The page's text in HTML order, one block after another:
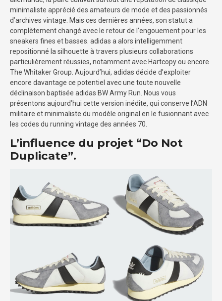
minimaliste apprécié des amateurs de mode et des passionnés
d’archives vintage. Mais ces dernières années, son statut a
complètement changé avec le retour de l’engouement pour les
sneakers fines et basses. adidas a alors intelligemment
repositionné la silhouette à travers plusieurs collaborations
particulièrement réussies, notamment avec Hartcopy ou encore
The Whitaker Group. Aujourd’hui, adidas décide d’exploiter
encore davantage ce potentiel avec une toute nouvelle
déclinaison baptisée adidas BW Army Run. Nous vous
présentons aujourd’hui cette version inédite, qui conserve l’ADN
militaire et minimaliste du modèle original en le fusionnant avec
les codes du running vintage des années 70.
L’influence du projet “Do Not
Duplicate”.